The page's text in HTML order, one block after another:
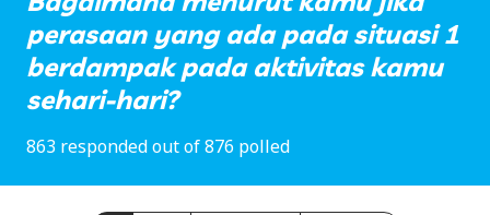
perasaan yang ada pada situasi 1
berdampak pada aktivitas kamu
sehari-hari?
863 responded out of 876 polled